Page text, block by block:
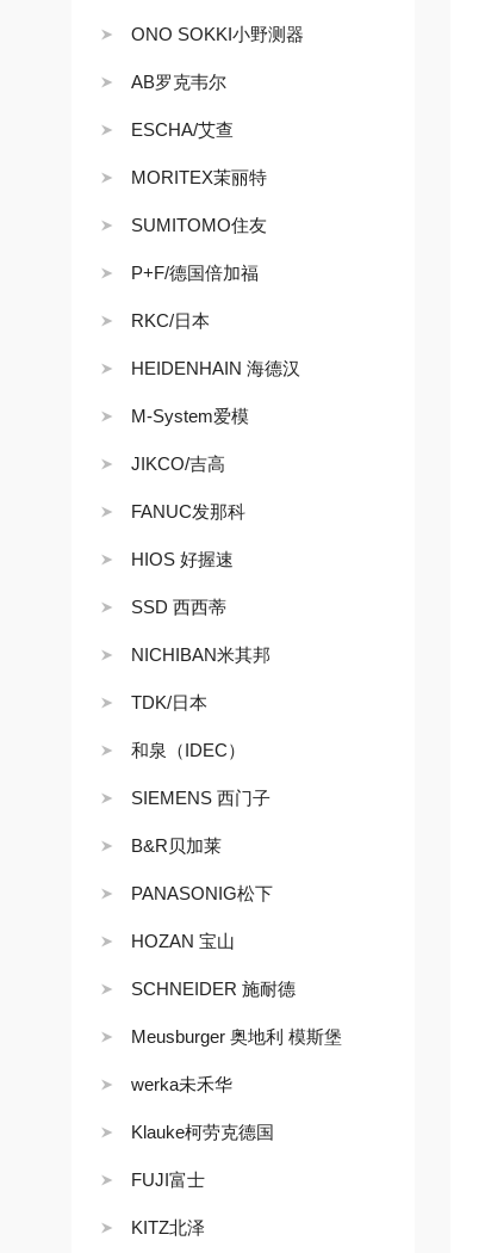
ONO SOKKI小野测器
AB罗克韦尔
ESCHA/艾查
MORITEX茉丽特
SUMITOMO住友
P+F/德国倍加福
RKC/日本
HEIDENHAIN 海德汉
M-System爱模
JIKCO/吉高
FANUC发那科
HIOS 好握速
SSD 西西蒂
NICHIBAN米其邦
TDK/日本
和泉（IDEC）
SIEMENS 西门子
B&R贝加莱
PANASONIG松下
HOZAN 宝山
SCHNEIDER 施耐德
Meusburger 奥地利 模斯堡
werka未禾华
Klauke柯劳克德国
FUJI富士
KITZ北泽